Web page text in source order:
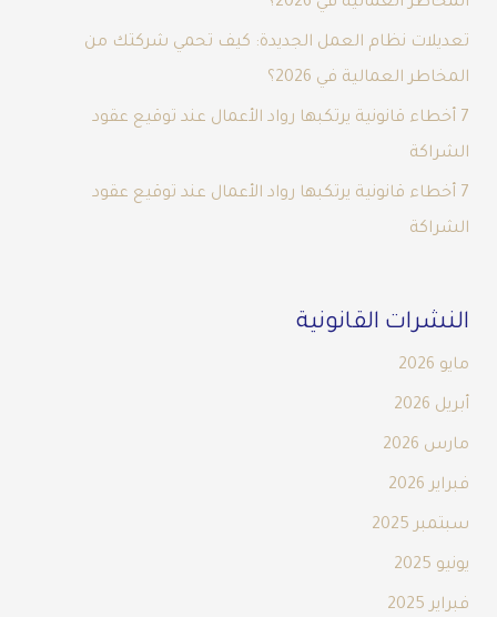
تعديلات نظام العمل الجديدة: كيف تحمي شركتك من
المخاطر العمالية في 2026؟
7 أخطاء قانونية يرتكبها رواد الأعمال عند توقيع عقود
الشراكة
7 أخطاء قانونية يرتكبها رواد الأعمال عند توقيع عقود
الشراكة
النشرات القانونية
مايو 2026
أبريل 2026
مارس 2026
فبراير 2026
سبتمبر 2025
يونيو 2025
فبراير 2025